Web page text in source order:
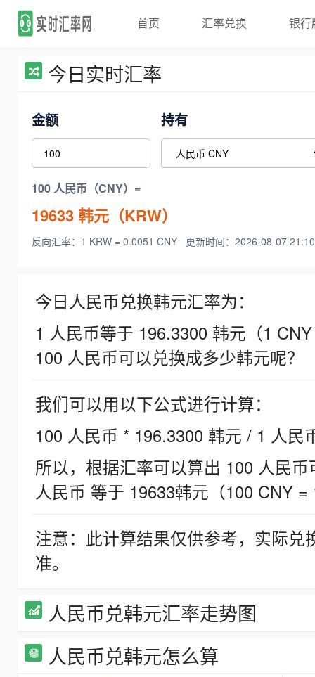
首页 汇率兑换 银行
今日实时汇率
金额 持有
100 人民币（CNY）=
19633韩元（KRW）
反向汇率：1 KRW = 0.0051 CNY 更新时间：2026-08-07
今日人民币兑换韩元汇率为：
1 人民币等于 196.3300 韩元（1
100 人民币可以兑换成多少韩元呢？
我们可以用以下公式进行计算：
100 人民币 * 196.3300 韩元 / 1 人民
所以，根据汇率可以算出 100 人民
人民币 等于 19633韩元（100 CNY =
注意：此计算结果仅供参考，实际
准。
人民币兑韩元汇率走势图
人民币兑韩元怎么算